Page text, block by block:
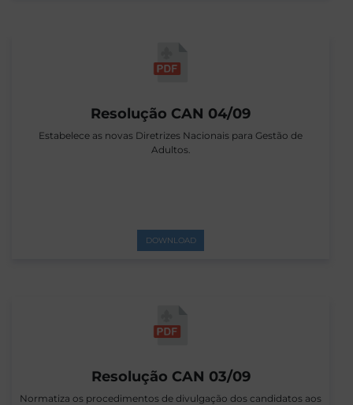
Resolução CAN 04/09
Estabelece as novas Diretrizes Nacionais para Gestão de
Adultos.
DOWNLOAD
Resolução CAN 03/09
Normatiza os procedimentos de divulgação dos candidatos aos